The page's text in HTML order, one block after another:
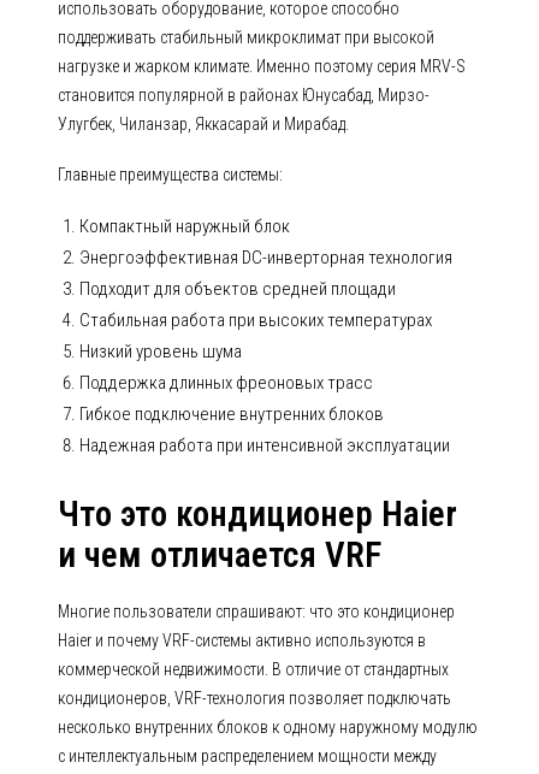
использовать оборудование, которое способно
поддерживать стабильный микроклимат при высокой
нагрузке и жарком климате. Именно поэтому серия MRV-S
становится популярной в районах Юнусабад, Мирзо-
Улугбек, Чиланзар, Яккасарай и Мирабад.
Главные преимущества системы:
Компактный наружный блок
Энергоэффективная DC-инверторная технология
Подходит для объектов средней площади
Стабильная работа при высоких температурах
Низкий уровень шума
Поддержка длинных фреоновых трасс
Гибкое подключение внутренних блоков
Надежная работа при интенсивной эксплуатации
Что это кондиционер Haier
и чем отличается VRF
Многие пользователи спрашивают: что это кондиционер
Haier и почему VRF-системы активно используются в
коммерческой недвижимости. В отличие от стандартных
кондиционеров, VRF-технология позволяет подключать
несколько внутренних блоков к одному наружному модулю
с интеллектуальным распределением мощности между